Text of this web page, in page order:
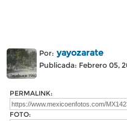
Por: yayozarate
Publicada: Febrero 05,
PERMALINK:
FOTO: